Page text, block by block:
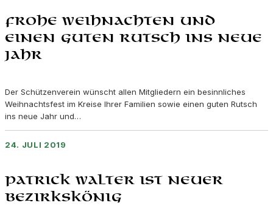
Frohe Weihnachten und
einen guten Rutsch ins neue
Jahr
Der Schützenverein wünscht allen Mitgliedern ein besinnliches
Weihnachtsfest im Kreise Ihrer Familien sowie einen guten Rutsch
ins neue Jahr und…
24. JULI 2019
Patrick Walter ist neuer
Bezirkskönig